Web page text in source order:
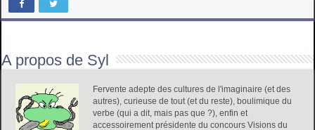
A propos de Syl
Fervente adepte des cultures de l'imaginaire (et des
autres), curieuse de tout (et du reste), boulimique du
verbe (qui a dit, mais pas que ?), enfin et
accessoirement présidente du concours Visions du